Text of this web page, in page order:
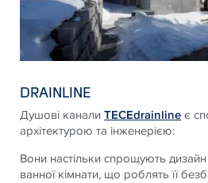
DRAINLINE
Душові каналиTECEdrainlineє
архітектурою та інженерією:
Вони настільки спрощують дизайн
ванної кімнати, що роблять її